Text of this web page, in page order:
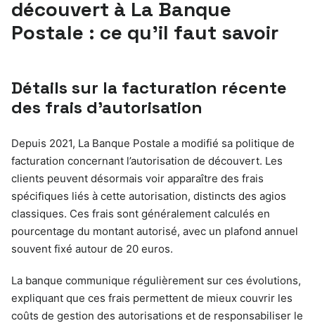
découvert à La Banque
Postale : ce qu’il faut savoir
Détails sur la facturation récente
des frais d’autorisation
Depuis 2021, La Banque Postale a modifié sa politique de
facturation concernant l’autorisation de découvert. Les
clients peuvent désormais voir apparaître des frais
spécifiques liés à cette autorisation, distincts des agios
classiques. Ces frais sont généralement calculés en
pourcentage du montant autorisé, avec un plafond annuel
souvent fixé autour de 20 euros.
La banque communique régulièrement sur ces évolutions,
expliquant que ces frais permettent de mieux couvrir les
coûts de gestion des autorisations et de responsabiliser le